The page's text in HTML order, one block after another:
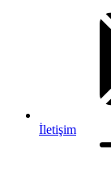
İletişim